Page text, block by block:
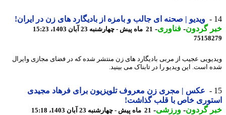
ویدیو | صحنه ای جالب و بامزه از بادیگارد های زن در ایران!
گردون-فناوری- 21 ماه پیش - چهارشنبه 23 آبان 1403، 15:23
عجیب از مربی بادیگارد های زن منتشر شده که در فضای مجازی وایرال
است. این ویدیو را در تابناک می بینید.
عکس | مجری زن معروف تلویزیون برای فرهاد مجیدی
خاص با قلب گذاشت!
گردون-ورزشی-21 ماه پیش - چهارشنبه 23 آبان 1403، 15:18